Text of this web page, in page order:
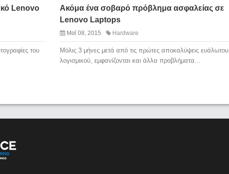
Lenovo
του
Ακόμα ένα σοβαρό πρόβλημα ασφαλείας σε
Lenovo Laptops
Μαΐ 08, 2015 Hardware
Μόλις 3 μήνες μετά από τις πρώτες αποκαλύψεις ευάλωτου
λογισμικού, εμφανίζονται και άλλα προβλήματα...